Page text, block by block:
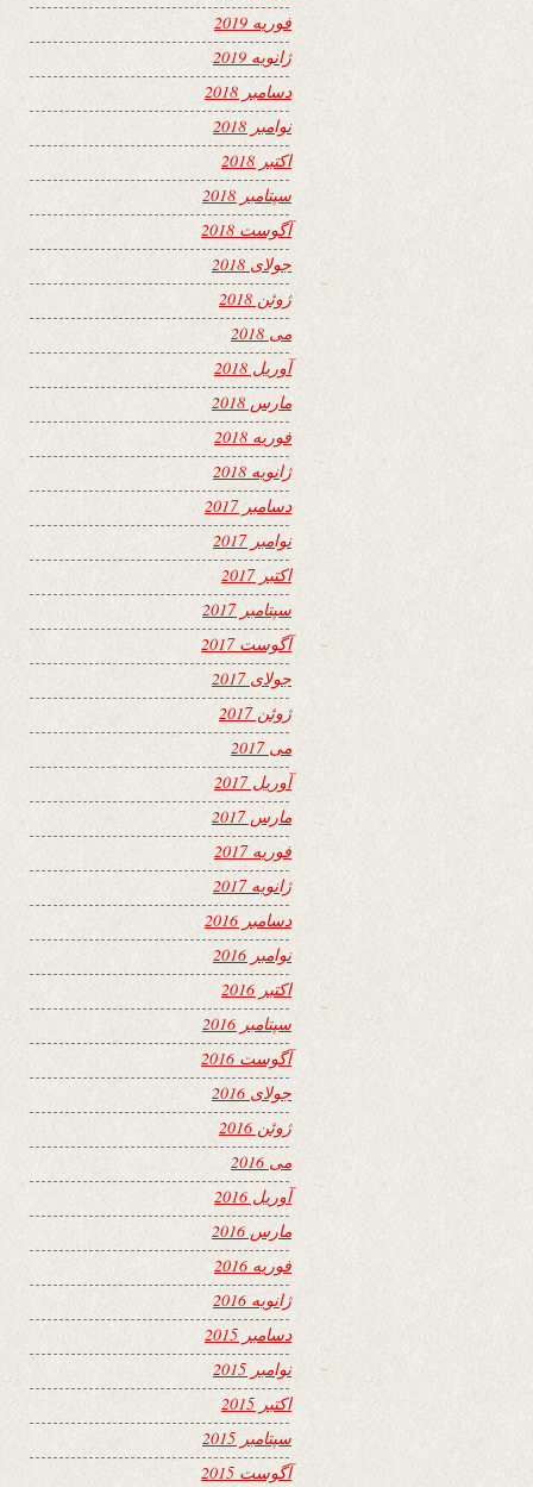
فوریه 2019
ژانویه 2019
دسامبر 2018
نوامبر 2018
اکتبر 2018
سپتامبر 2018
آگوست 2018
جولای 2018
ژوئن 2018
می 2018
آوریل 2018
مارس 2018
فوریه 2018
ژانویه 2018
دسامبر 2017
نوامبر 2017
اکتبر 2017
سپتامبر 2017
آگوست 2017
جولای 2017
ژوئن 2017
می 2017
آوریل 2017
مارس 2017
فوریه 2017
ژانویه 2017
دسامبر 2016
نوامبر 2016
اکتبر 2016
سپتامبر 2016
آگوست 2016
جولای 2016
ژوئن 2016
می 2016
آوریل 2016
مارس 2016
فوریه 2016
ژانویه 2016
دسامبر 2015
نوامبر 2015
اکتبر 2015
سپتامبر 2015
آگوست 2015